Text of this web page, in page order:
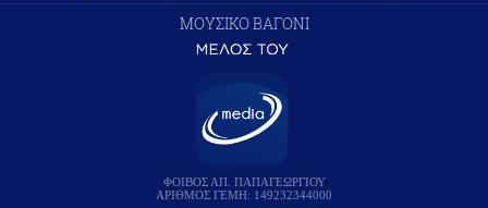
ΜΟΥΣΙΚΟ ΒΑΓΟΝΙ
ΦΟΙΒΟΣ ΑΠ. ΠΑΠΑΓΕΩΡΓΙΟΥ
ΑΡΙΘΜΟΣ ΓΕΜΗ: 149232344000